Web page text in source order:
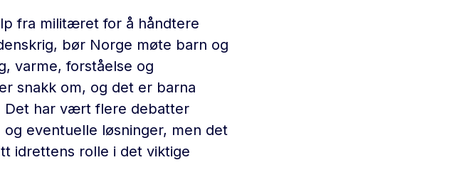
fra militæret for å håndtere
bør Norge møte barn og
varme, forståelse og
snakk om, og det er barna
Det har vært flere debatter
eventuelle løsninger, men det
idrettens rolle i det viktige